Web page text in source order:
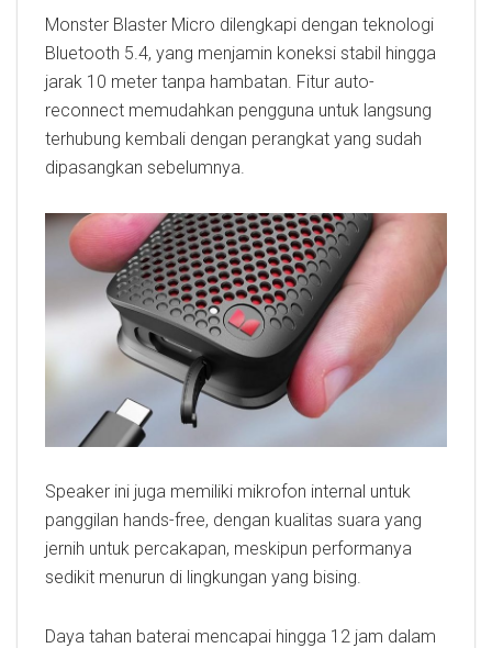
Monster Blaster Micro dilengkapi dengan teknologi
Bluetooth 5.4, yang menjamin koneksi stabil hingga
jarak 10 meter tanpa hambatan. Fitur auto-
reconnect memudahkan pengguna untuk langsung
terhubung kembali dengan perangkat yang sudah
dipasangkan sebelumnya.
Speaker ini juga memiliki mikrofon internal untuk
panggilan hands-free, dengan kualitas suara yang
jernih untuk percakapan, meskipun performanya
sedikit menurun di lingkungan yang bising.
Daya tahan baterai mencapai hingga 12 jam dalam